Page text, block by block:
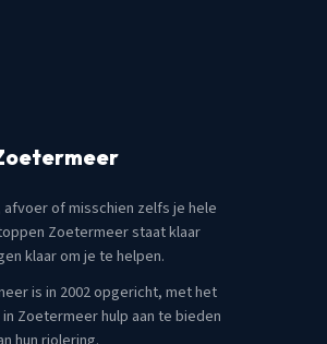
of misschien zelfs je hele
Zoetermeer staat klaar
klaar om je te helpen.
is in 2002 opgericht, met het
Zoetermeer hulp aan te bieden